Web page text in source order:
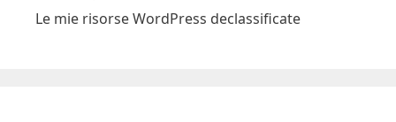
Le mie risorse WordPress declassificate